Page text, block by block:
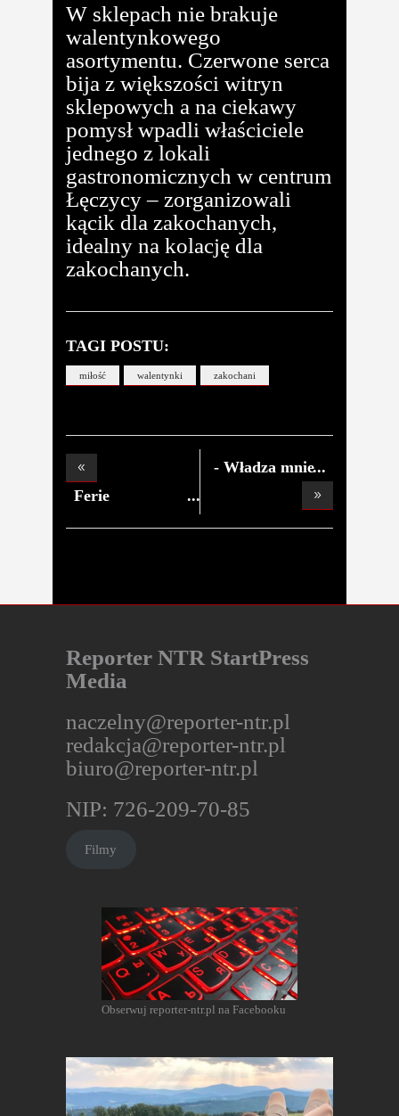
W sklepach nie brakuje
walentynkowego
asortymentu. Czerwone serca
bija z większości witryn
sklepowych a na ciekawy
pomysł wpadli właściciele
jednego z lokali
gastronomicznych w centrum
Łęczycy – zorganizowali
kącik dla zakochanych,
idealny na kolację dla
zakochanych.
TAGI POSTU:
miłość walentynki zakochani
Ferie
- Władza mnie
Reporter NTR StartPress
Media
naczelny@reporter-ntr.pl
redakcja@reporter-ntr.pl
biuro@reporter-ntr.pl
NIP: 726-209-70-85
Filmy
Obserwuj reporter-ntr.pl na Facebooku